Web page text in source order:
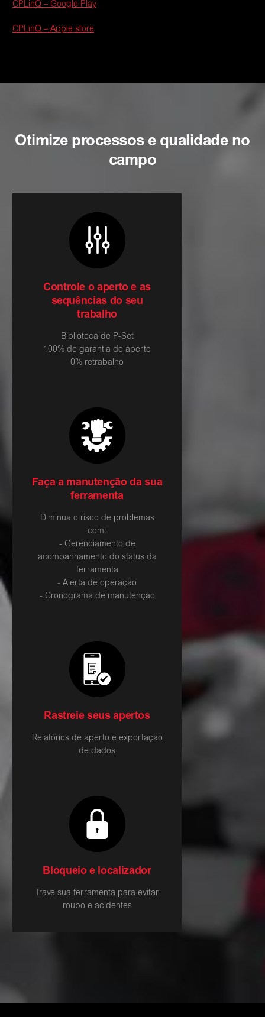
CPLinQ – Google Play
CPLinQ – Apple store
Otimize processos e qualidade no
campo
Controle o aperto e as
sequências do seu
trabalho
Biblioteca de P-Set
100% de garantia de aperto
0% retrabalho
Faça a manutenção da sua
ferramenta
Diminua o risco de problemas
com:
- Gerenciamento de
acompanhamento do status da
ferramenta
- Alerta de operação
- Cronograma de manutenção
Rastreie seus apertos
Relatórios de aperto e exportação
de dados
Bloqueio e localizador
Trave sua ferramenta para evitar
roubo e acidentes